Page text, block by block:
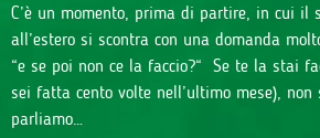
C’è un momento, prima di partire, in cui il
all’estero si scontra con una domanda
“e se poi non ce la faccio?“ Se te la stai
sei fatta cento volte nell’ultimo mese),
parliamo…